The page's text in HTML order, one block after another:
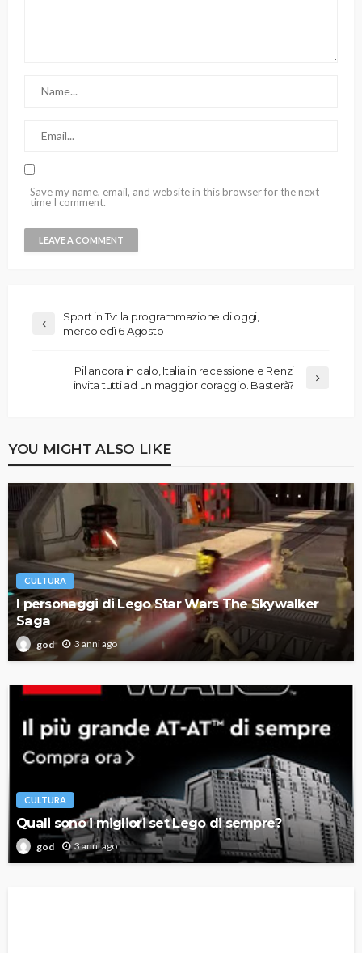
Save my name, email, and website in this browser for the next
time I comment.
Sport in Tv: la programmazione di oggi,
mercoledì 6 Agosto
Pil ancora in calo, Italia in recessione e Renzi
invita tutti ad un maggior coraggio. Basterà?
YOU MIGHT ALSO LIKE
CULTURA
I personaggi di Lego Star Wars The Skywalker
Saga
god 3 anni ago
CULTURA
Quali sono i migliori set Lego di sempre?
god 3 anni ago